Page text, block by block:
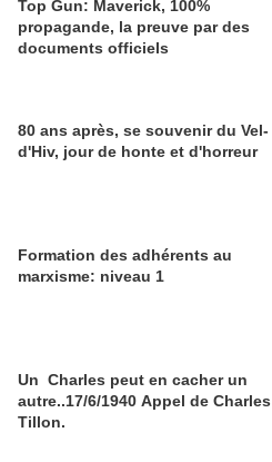
Top Gun: Maverick, 100%
propagande, la preuve par des
documents officiels
80 ans après, se souvenir du Vel-
d'Hiv, jour de honte et d'horreur
Formation des adhérents au
marxisme: niveau 1
Un Charles peut en cacher un
autre..17/6/1940 Appel de Charles
Tillon.